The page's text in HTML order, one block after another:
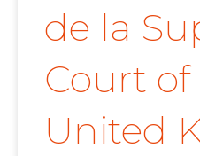
de la
Court
United